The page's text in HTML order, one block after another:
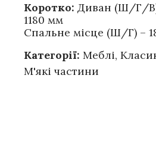
Коротко: Диван (Ш/Г/В)
1180 мм
Спальне місце (Ш/Г) –
Категорії: Меблі,
М'які частини